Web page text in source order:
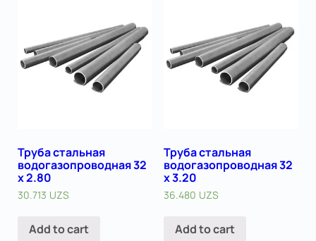
Труба стальная
водогазопроводная 32
х 2.80
30.713 UZS
Add to cart
Труба стальная
водогазопроводная 32
х 3.20
36.480 UZS
Add to cart